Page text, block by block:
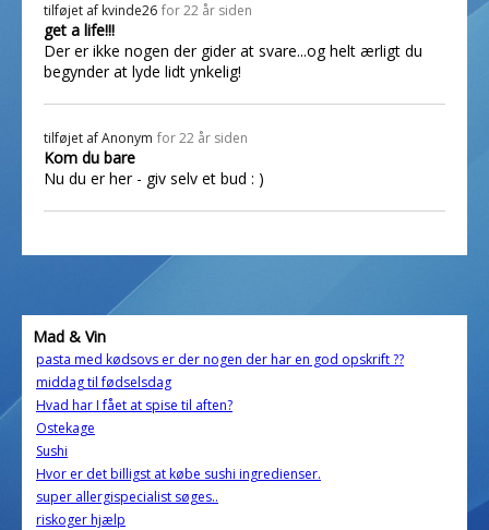
tilføjet af kvinde26 for 22 år siden
get a life!!!
Der er ikke nogen der gider at svare...og helt ærligt du
begynder at lyde lidt ynkelig!
tilføjet afAnonym for 22 år siden
Kom du bare
Nu du er her - giv selv et bud : )
Mad & Vin
pasta med kødsovs er der nogen der har en god opskrift ??
middag til fødselsdag
Hvad har I fået at spise til aften?
Ostekage
Sushi
Hvor er det billigst at købe sushi ingredienser.
super allergispecialist søges..
riskoger hjælp